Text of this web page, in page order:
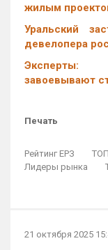
жилым
Уральский
девелопера
Эксперты:
завоевывают
Печать
Рейтинг ЕРЗ ТОП
Лидеры рынка
21 октября 2025